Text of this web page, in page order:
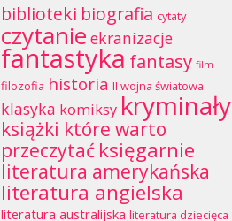
biblioteki biografia cytaty
czytanie ekranizacje
fantastyka fantasy film
filozofia historia II wojna światowa
klasyka komiksy kryminały
książki które warto
przeczytać księgarnie
literatura amerykańska
literatura angielska
literatura australijska literatura dziecięca